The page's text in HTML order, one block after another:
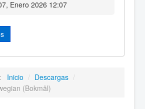
Enero 2026 12:07
Inicio / Descargas /
(Bokmål)